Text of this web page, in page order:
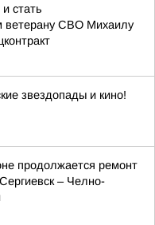
стать
ветерану СВО Михаилу
звездопады и кино!
продолжается ремонт
– Челно-